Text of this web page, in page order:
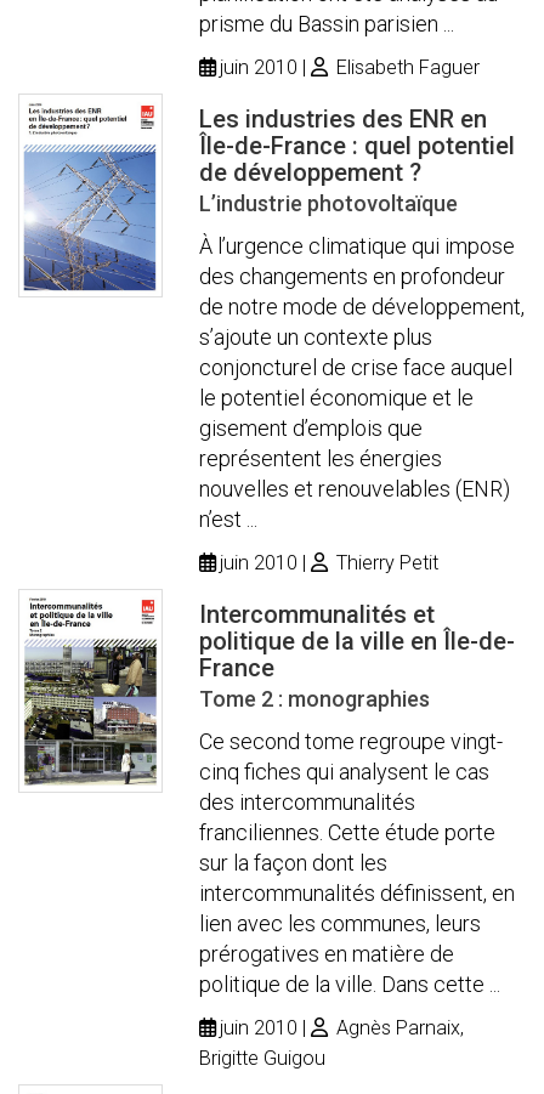
prisme du Bassin parisien ...
juin 2010 Elisabeth Faguer
Les industries des ENR en
Île-de-France : quel potentiel
de développement ?
L’industrie photovoltaïque
À l’urgence climatique qui impose
des changements en profondeur
de notre mode de développement,
s’ajoute un contexte plus
conjoncturel de crise face auquel
le potentiel économique et le
gisement d’emplois que
représentent les énergies
nouvelles et renouvelables (ENR)
n’est ...
juin 2010 Thierry Petit
Intercommunalités et
politique de la ville en Île-de-
France
Tome 2 : monographies
Ce second tome regroupe vingt-
cinq fiches qui analysent le cas
des intercommunalités
franciliennes. Cette étude porte
sur la façon dont les
intercommunalités définissent, en
lien avec les communes, leurs
prérogatives en matière de
politique de la ville. Dans cette ...
juin 2010
Agnès Parnaix,
Brigitte Guigou